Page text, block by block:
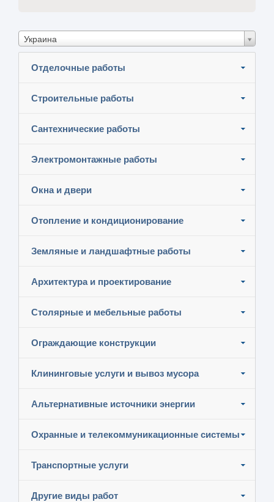
Украина
Отделочные работы
Строительные работы
Сантехнические работы
Электромонтажные работы
Окна и двери
Отопление и кондиционирование
Земляные и ландшафтные работы
Архитектура и проектирование
Столярные и мебельные работы
Ограждающие конструкции
Клининговые услуги и вывоз мусора
Альтернативные источники энергии
Охранные и телекоммуникационные системы
Транспортные услуги
Другие виды работ